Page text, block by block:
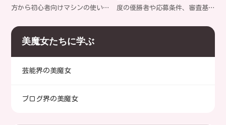
合う製品は見つかるでしょう
紹介します。あなたに最適な治
方から初心者向けマシンの使い
で理想のボディを目指すための
具体的なアプローチを徹底解
度の優勝者や応募条件、審査基
美魔女たちに学ぶ
芸能界の美魔女
ブログ界の美魔女